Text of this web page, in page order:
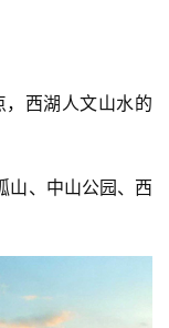
西湖人文山水的
山、中山公园、西